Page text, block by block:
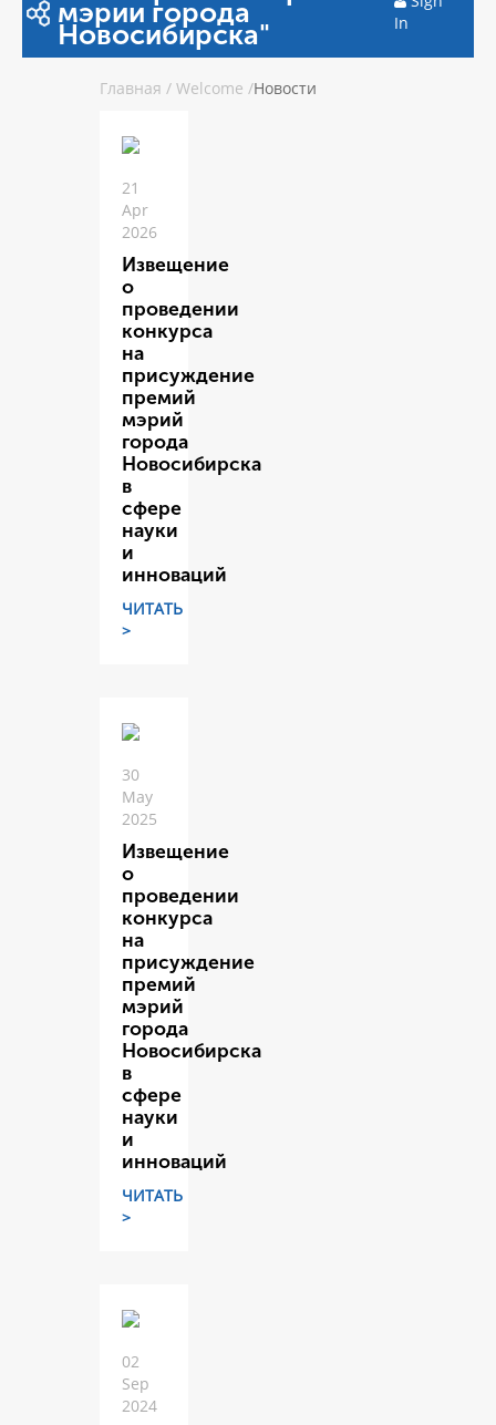
мэрии города
Новосибирска"
In
Главная / Welcome /Новости
21
Apr
2026
Извещение
о
проведении
конкурса
на
присуждение
премий
мэрий
города
Новосибирска
в
сфере
науки
и
инноваций
ЧИТАТЬ
>
30
May
2025
Извещение
о
проведении
конкурса
на
присуждение
премий
мэрий
города
Новосибирска
в
сфере
науки
и
инноваций
ЧИТАТЬ
>
02
Sep
2024